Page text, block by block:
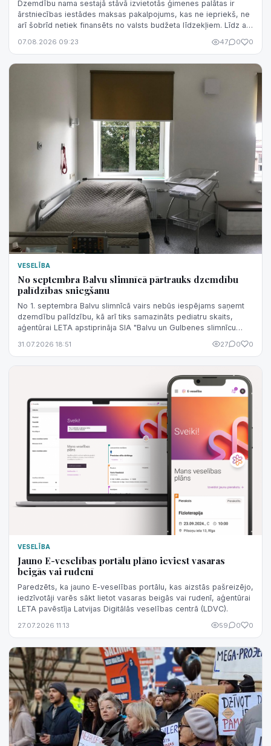
Dzemdību nama sestajā stāvā izvietotās ģimenes palātas ir
ārstniecības iestādes maksas pakalpojums, kas ne iepriekš, ne
arī šobrīd netiek finansēts no valsts budžeta līdzekļiem. Līdz ar
izmaiņām.
07.08.2026 09:23 47 0 0
VESELĪBA
No septembra Balvu slimnīcā pārtrauks dzemdību
palīdzības sniegšanu
No 1. septembra Balvu slimnīcā vairs nebūs iespējams saņemt
dzemdību palīdzību, kā arī tiks samazināts pediatru skaits,
aģentūrai LETA apstiprināja SIA "Balvu un Gulbenes slimnīcu
31.07.2026 18:51 27 0 0
VESELĪBA
Jauno E-veselības portālu plāno ieviest vasaras
beigās vai rudenī
Paredzēts, ka jauno E-veselības portālu, kas aizstās pašreizējo,
iedzīvotāji varēs sākt lietot vasaras beigās vai rudenī, aģentūrai
LETA pavēstīja Latvijas Digitālās veselības centrā (LDVC).
27.07.2026 11:13 59 0 0